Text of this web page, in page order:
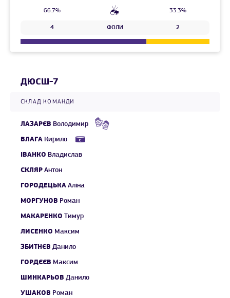
66.7% 33.3%
4 ФОЛИ 2
ДЮСШ-7
СКЛАД КОМАНДИ
ЛАЗАРЄВ Володимир
ВЛАГА Кирило
ІВАНКО Владислав
СКЛЯР Антон
ГОРОДЕЦЬКА Аліна
МОРГУНОВ Роман
МАКАРЕНКО Тимур
ЛИСЕНКО Максим
ЗБИТНЄВ Данило
ГОРДЄЄВ Максим
ШИНКАРЬОВ Данило
УШАКОВ Роман